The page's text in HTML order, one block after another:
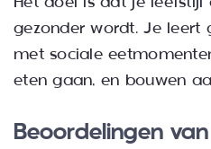
gezonder wordt. Je leert
met sociale
eten gaan, en bouwen
Beoordelingen